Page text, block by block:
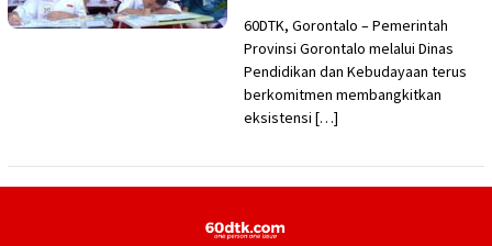
60DTK, Gorontalo – Pemerintah
Provinsi Gorontalo melalui Dinas
Pendidikan dan Kebudayaan terus
berkomitmen membangkitkan
eksistensi […]